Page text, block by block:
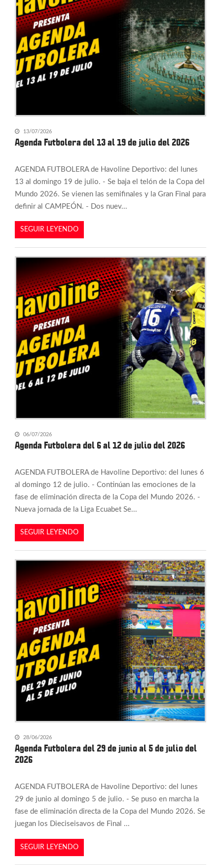
13/07/2026
Agenda Futbolera del 13 al 19 de julio del 2026
AGENDA FUTBOLERA de Havoline Deportivo: del lunes
13 al domingo 19 de julio. - Se baja el telón de la Copa del
Mundo 2026. Se vienen las semifinales y la Gran Final para
definir al CAMPEÓN. - Dos nuev...
SEGUIR LEYENDO
06/07/2026
Agenda Futbolera del 6 al 12 de julio del 2026
AGENDA FUTBOLERA de Havoline Deportivo: del lunes 6
al domingo 12 de julio. - Continúan las emociones de la
fase de eliminación directa de la Copa del Mundo 2026. -
Nueva jornada de la Liga Ecuabet Se...
SEGUIR LEYENDO
28/06/2026
Agenda Futbolera del 29 de junio al 5 de julio del
2026
AGENDA FUTBOLERA de Havoline Deportivo: del lunes
29 de junio al domingo 5 de julio. - Se puso en marcha la
fase de eliminación directa de la Copa del Mundo 2026. Se
juegan los Dieciseisavos de Final ...
SEGUIR LEYENDO